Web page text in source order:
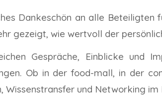
Dankeschön an alle
gezeigt, wie wertvoll der
Gespräche, Einblicke und
Ob in der food-mall, in der
Wissenstransfer und Networking